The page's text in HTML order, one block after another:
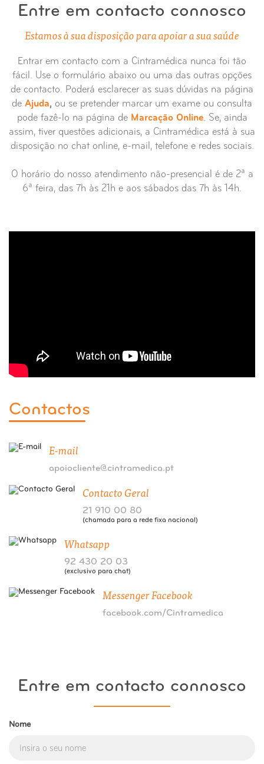
Entre em contacto connosco
Estamos à sua disposição para apoiar a sua saúde
Entrar em contacto com a Cintramédica nunca foi tão
fácil. Use o formulário abaixo ou uma das outras opções
de contacto. Poderá esclarecer as suas dúvidas na página
de Ajuda, ou se pretender marcar um exame ou consulta
pode fazê-lo na página de Marcação Online. Se, ainda
assim, tiver questões adicionais, a Cintramédica está à sua
disposição no chat online, e-mail, telefone e redes sociais.
O horário do nosso atendimento não-presencial é de 2ª a
6ª feira, das 7h às 21h e aos sábados das 7h às 14h.
Contactos
E-mail
apoiocliente@cintramedica.pt
Contacto Geral
21 910 00 80
(chamada para a rede fixa nacional)
Whatsapp
92 430 20 03
(exclusivo para chat)
Messenger Facebook
facebook.com/Cintramedica
Entre em contacto connosco
Nome